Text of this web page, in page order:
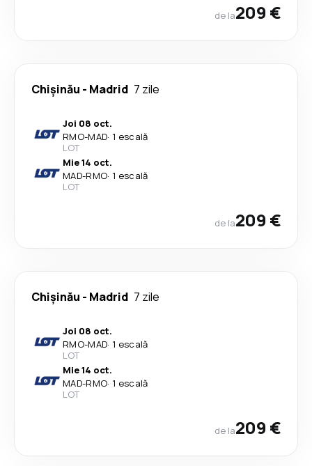
de la209 €
Chişinău - Madrid 7 zile
Joi 08 oct.
RMO-MAD· 1 escală
LOT
Mie 14 oct.
MAD-RMO· 1 escală
LOT
de la209 €
Chişinău - Madrid 7 zile
Joi 08 oct.
RMO-MAD· 1 escală
LOT
Mie 14 oct.
MAD-RMO· 1 escală
LOT
de la209 €